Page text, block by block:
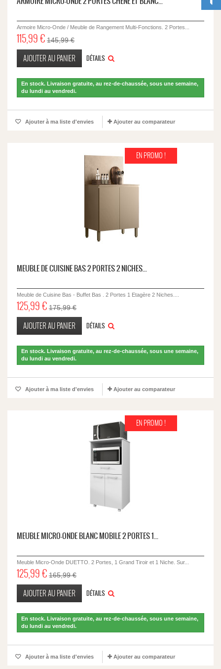
Armoire Micro-Onde / Meuble de Rangement Multi-Fonctions. 2 Portes...
115,99 € 145,99 €
AJOUTER AU PANIER DÉTAILS
En stock. Livraison gratuite, au rez-de-chaussée, sous une semaine,
du lundi au vendredi.
Ajouter à ma liste d'envies Ajouter au comparateur
EN PROMO !
MEUBLE DE CUISINE BAS 2 PORTES 2 NICHES...
Meuble de Cuisine Bas - Buffet Bas . 2 Portes 1 Etagère 2 Niches....
125,99 € 175,99 €
AJOUTER AU PANIER DÉTAILS
En stock. Livraison gratuite, au rez-de-chaussée, sous une semaine,
du lundi au vendredi.
Ajouter à ma liste d'envies Ajouter au comparateur
EN PROMO !
MEUBLE MICRO-ONDE BLANC MOBILE 2 PORTES 1...
Meuble Micro-Onde DUETTO. 2 Portes, 1 Grand Tiroir et 1 Niche. Sur...
125,99 € 165,99 €
AJOUTER AU PANIER DÉTAILS
En stock. Livraison gratuite, au rez-de-chaussée, sous une semaine,
du lundi au vendredi.
Ajouter à ma liste d'envies Ajouter au comparateur